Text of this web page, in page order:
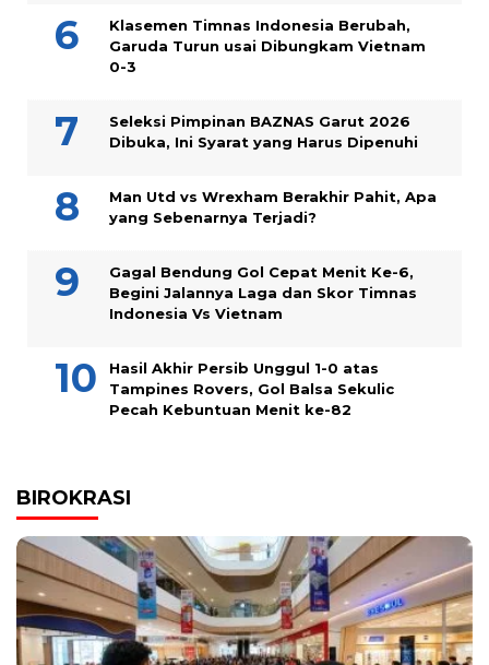
Klasemen Timnas Indonesia Berubah,
Garuda Turun usai Dibungkam Vietnam
0-3
Seleksi Pimpinan BAZNAS Garut 2026
Dibuka, Ini Syarat yang Harus Dipenuhi
Man Utd vs Wrexham Berakhir Pahit, Apa
yang Sebenarnya Terjadi?
Gagal Bendung Gol Cepat Menit Ke-6,
Begini Jalannya Laga dan Skor Timnas
Indonesia Vs Vietnam
Hasil Akhir Persib Unggul 1-0 atas
Tampines Rovers, Gol Balsa Sekulic
Pecah Kebuntuan Menit ke-82
BIROKRASI